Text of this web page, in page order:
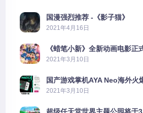
国漫强烈推荐 -《影子猫》
2021年4月16日
《蜡笔小新》全新动画电影正
2021年3月10日
国产游戏掌机AYA Neo海外火
2606%
2021年3月10日